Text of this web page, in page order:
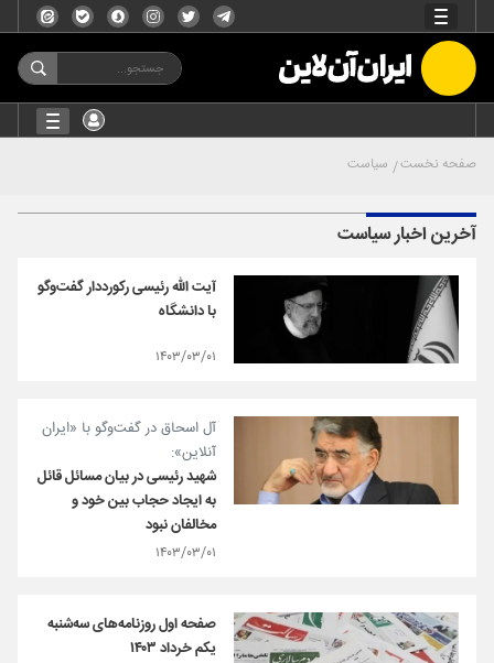
صفحه نخست سیاست
آخرین اخبار سیاست
آیت الله رئیسی رکورددار گفت‌وگو
با دانشگاه
۱۴۰۳/۰۳/۰۱
آل اسحاق در گفت‌وگو با «ایران
آنلاین»:
شهید رئیسی در بیان مسائل قائل
به ایجاد حجاب بین خود و
مخالفان نبود
۱۴۰۳/۰۳/۰۱
صفحه اول روزنامه‌های سه‌شنبه
یکم خرداد ۱۴۰۳